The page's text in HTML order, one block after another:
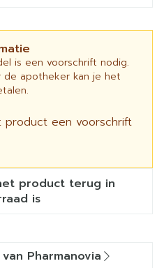
is een voorschrift nodig.
de apotheker kan je het
een voorschrift
product terug in
is
Pharmanovia